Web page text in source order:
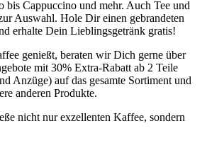
bis Cappuccino und mehr. Auch Tee und
Auswahl. Hole Dir einen gebrandeten
erhalte Dein Lieblingsgetränk gratis!
genießt, beraten wir Dich gerne über
mit 30% Extra-Rabatt ab 2 Teile
Anzüge) auf das gesamte Sortiment und
anderen Produkte.
nicht nur exzellenten Kaffee, sondern